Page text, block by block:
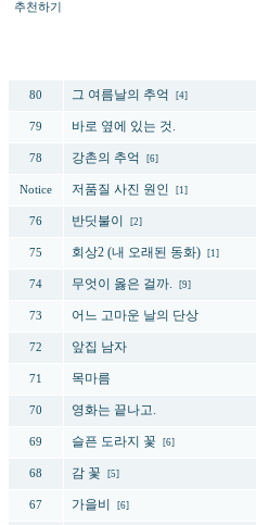
추천하기
80 그 여름날의 추억 [4]
79 바로 옆에 있는 것.
78 강촌의 추억 [6]
Notice 저품질 사진 원인 [1]
76 반딧불이 [2]
75 회상2 (내 오래된 동화) [1]
74 무엇이 옳은 걸까. [9]
73 어느 고마운 날의 단상
72 앞집 남자
71 목마름
70 영화는 끝나고.
69 슬픈 도라지 꽃 [6]
68 감 꽃 [5]
67 가을비 [6]